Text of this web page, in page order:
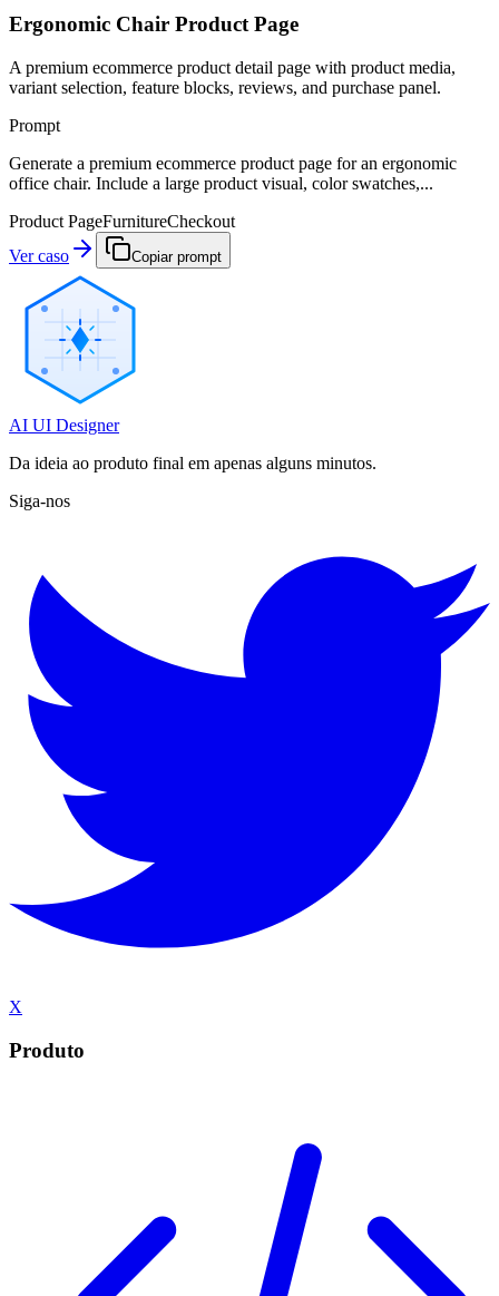
Ergonomic Chair Product Page
A premium ecommerce product detail page with product media,
variant selection, feature blocks, reviews, and purchase panel.
Prompt
Generate a premium ecommerce product page for an ergonomic
office chair. Include a large product visual, color swatches,...
Product PageFurnitureCheckout
Ver caso
Copiar prompt
AI UI Designer
Da ideia ao produto final em apenas alguns minutos.
Siga-nos
X
Produto